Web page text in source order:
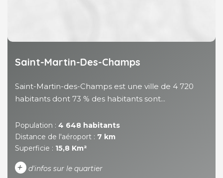
Saint-Martin-Des-Champs
Saint-Martin-des-Champs est une ville de 4 720
habitants dont 73 % des habitants sont...
Population : 4 648 habitants
Distance de l'aéroport : 7 km
Superficie : 15,8 Km²
+ d'infos sur le quartier